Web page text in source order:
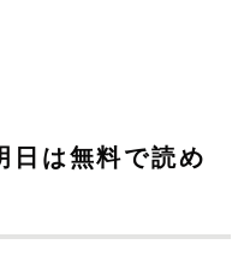
日は無料で読め